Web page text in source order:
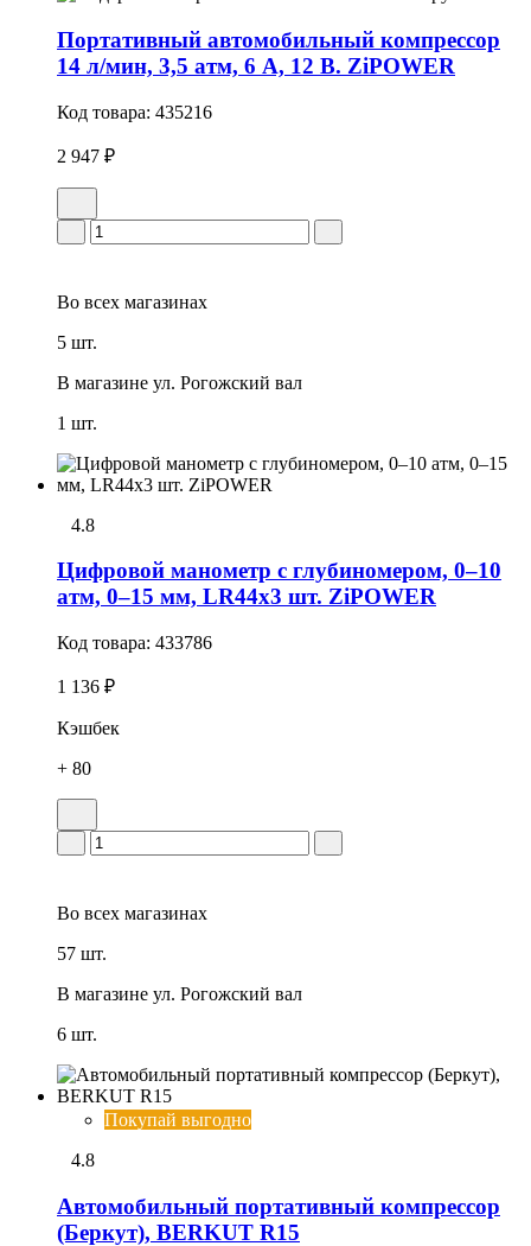
Портативный автомобильный компрессор
14 л/мин, 3,5 атм, 6 А, 12 В. ZiPOWER
Код товара: 435216
2 947 ₽
Во всех магазинах
5 шт.
В магазине ул. Рогожский вал
1 шт.
4.8
Цифровой манометр с глубиномером, 0–10
атм, 0–15 мм, LR44x3 шт. ZiPOWER
Код товара: 433786
1 136 ₽
Кэшбек
+ 80
Во всех магазинах
57 шт.
В магазине ул. Рогожский вал
6 шт.
Покупай выгодно
4.8
Автомобильный портативный компрессор
(Беркут), BERKUT R15